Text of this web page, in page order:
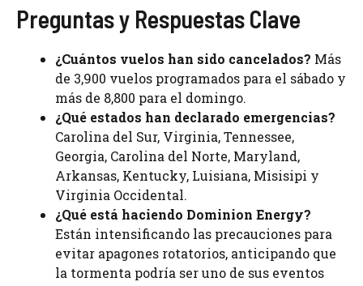
Preguntas y Respuestas Clave
¿Cuántos vuelos han sido cancelados? Más
de 3,900 vuelos programados para el sábado y
más de 8,800 para el domingo.
¿Qué estados han declarado emergencias?
Carolina del Sur, Virginia, Tennessee,
Georgia, Carolina del Norte, Maryland,
Arkansas, Kentucky, Luisiana, Misisipi y
Virginia Occidental.
¿Qué está haciendo Dominion Energy?
Están intensificando las precauciones para
evitar apagones rotatorios, anticipando que
la tormenta podría ser uno de sus eventos